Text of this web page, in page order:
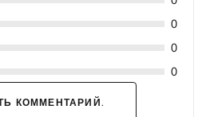
0
0
0
КОММЕНТАРИЙ.